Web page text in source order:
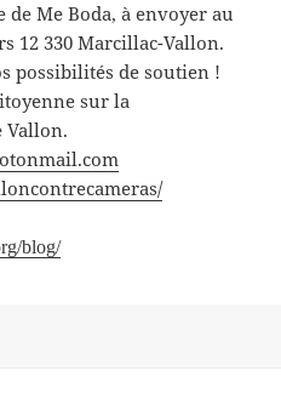
Me Boda, à envoyer au
12 330 Marcillac-Vallon.
possibilités de soutien !
sur la
Vallon.
blog/